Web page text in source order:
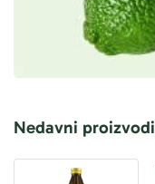
Nedavni proizvodi